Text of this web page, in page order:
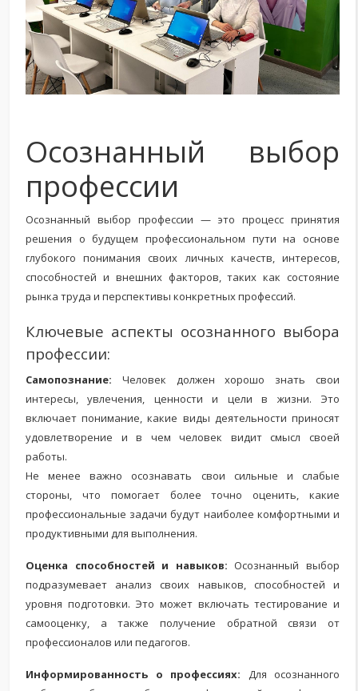
Осознанный выбор
профессии
Осознанный выбор профессии — это процесс принятия
решения о будущем профессиональном пути на основе
глубокого понимания своих личных качеств, интересов,
способностей и внешних факторов, таких как состояние
рынка труда и перспективы конкретных профессий.
Ключевые аспекты осознанного выбора
профессии:
Самопознание: Человек должен хорошо знать свои
интересы, увлечения, ценности и цели в жизни. Это
включает понимание, какие виды деятельности приносят
удовлетворение и в чем человек видит смысл своей
работы.
Не менее важно осознавать свои сильные и слабые
стороны, что помогает более точно оценить, какие
профессиональные задачи будут наиболее комфортными и
продуктивными для выполнения.
Оценка способностей и навыков: Осознанный выбор
подразумевает анализ своих навыков, способностей и
уровня подготовки. Это может включать тестирование и
самооценку, а также получение обратной связи от
профессионалов или педагогов.
Информированность о профессиях: Для осознанного